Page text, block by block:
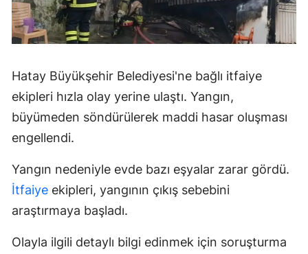
Hatay Büyükşehir Belediyesi'ne bağlı itfaiye
ekipleri hızla olay yerine ulaştı. Yangın,
büyümeden söndürülerek maddi hasar oluşması
engellendi.
Yangın nedeniyle evde bazı eşyalar zarar gördü.
İtfaiye ekipleri, yangının çıkış sebebini
araştırmaya başladı.
Olayla ilgili detaylı bilgi edinmek için soruşturma